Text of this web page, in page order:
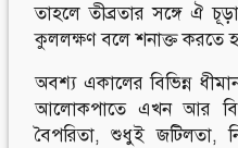
তাহলে তীব্রতার সঙ্গে ঐ
কুললক্ষণ বলে শনাক্ত করতে
অবশ্য একালের বিভিন্ন
আলোকপাতে এখন আর
বৈপরিতা, শুধুই জটিলতা,